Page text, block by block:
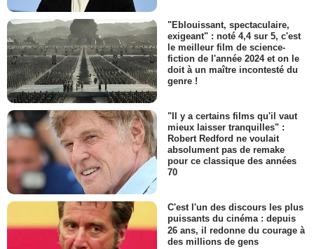
"Eblouissant, spectaculaire,
exigeant" : noté 4,4 sur 5, c'est
le meilleur film de science-
fiction de l'année 2024 et on le
doit à un maître incontesté du
genre !
"Il y a certains films qu'il vaut
mieux laisser tranquilles" :
Robert Redford ne voulait
absolument pas de remake
pour ce classique des années
70
C'est l'un des discours les plus
puissants du cinéma : depuis
26 ans, il redonne du courage à
des millions de gens